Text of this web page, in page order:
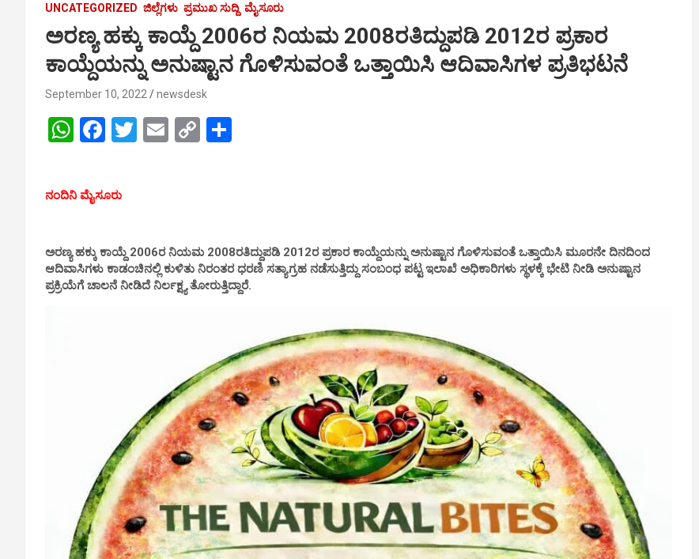
UNCATEGORIZED ಜಿಲ್ಲೆಗಳು ಪ್ರಮುಖ ಸುದ್ದಿ ಮೈಸೂರು
ಅರಣ್ಯ ಹಕ್ಕು ಕಾಯ್ದೆ 2006ರ ನಿಯಮ 2008ರತಿದ್ದುಪಡಿ 2012ರ ಪ್ರಕಾರ
ಕಾಯ್ದೆಯನ್ನು ಅನುಷ್ಟಾನ ಗೊಳಿಸುವಂತೆ ಒತ್ತಾಯಿಸಿ ಆದಿವಾಸಿಗಳ ಪ್ರತಿಭಟನೆ
September 10, 2022 newsdesk
W
s
p
p
F
b
o
k
T
E
C
k
ನಂದಿನಿ ಮೈಸೂರು
ಅರಣ್ಯ ಹಕ್ಕು ಕಾಯ್ದೆ 2006ರ ನಿಯಮ 2008ರತಿದ್ದುಪಡಿ 2012ರ ಪ್ರಕಾರ ಕಾಯ್ದೆಯನ್ನು ಅನುಷ್ಟಾನ ಗೊಳಿಸುವಂತೆ ಒತ್ತಾಯಿಸಿ ಮೂರನೇ ದಿನದಿಂದ
ಆದಿವಾಸಿಗಳು ಕಾಡಂಚಿನಲ್ಲಿ ಕುಳಿತು ನಿರಂತರ ಧರಣಿ ಸತ್ಯಾಗ್ರಹ ನಡೆಸುತ್ತಿದ್ದು ಸಂಬಂಧ ಪಟ್ಟ ಇಲಾಖೆ ಅಧಿಕಾರಿಗಳು ಸ್ಥಳಕ್ಕೆ ಭೇಟಿ ನೀಡಿ ಅನುಷ್ಟಾನ
ಪ್ರಕ್ರಿಯೆಗೆ ಚಾಲನೆ ನೀಡಿದೆ ನಿರ್ಲಕ್ಷ್ಯ ತೋರುತ್ತಿದ್ದಾರೆ.